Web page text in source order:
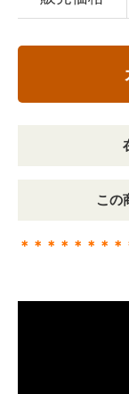
この
＊＊＊＊＊＊＊